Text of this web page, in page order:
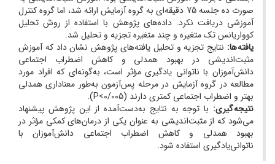
صورت ده جلسه 75 دقیقه‌ای به گروه آزمایش ارائه شد، اما گروه کنترل
آموزشی دریافت نکرد. داده‌های پژوهش با استفاده از روش تحلیل
کوواریانس تک‌ متغیره و چند متغیره تجزیه و تحلیل شد.
یافته ها: نتایج تجزیه و تحلیل یافته‌های پژوهش نشان داد که آموزش
مثبت‌اندیشی در بهبود همدلی و کاهش اضطراب اجتماعی
دانش‌آموزان با ناتوانی ‌‌یادگیری مؤثر است، به‌گونه‌ای که افراد مورد
مطالعه در گروه آزمایش در مرحله پس‌آزمون به‌طور معناداری همدلی
بهتر و اضطراب اجتماعی کمتری دارند (0/005>P).
نتیجه گیری: با توجه به نتایج به‌دست‌آمده از این پژوهش پیشنهاد
می‌شود که از مثبت‌اندیشی به عنوان یکی از درمان‌های کمکی مؤثر در
بهبود همدلی و کاهش اضطراب اجتماعی دانش‌آموزان با
ناتوانی‌‌یادگیری استفاده شود.